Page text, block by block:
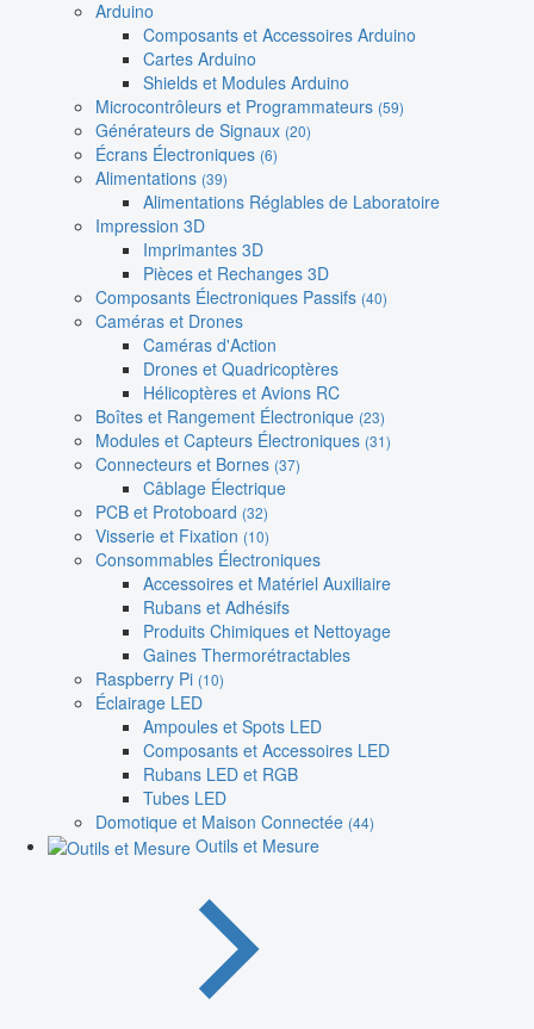
Arduino
Composants et Accessoires Arduino
Cartes Arduino
Shields et Modules Arduino
Microcontrôleurs et Programmateurs (59)
Générateurs de Signaux (20)
Écrans Électroniques (6)
Alimentations (39)
Alimentations Réglables de Laboratoire
Impression 3D
Imprimantes 3D
Pièces et Rechanges 3D
Composants Électroniques Passifs (40)
Caméras et Drones
Caméras d'Action
Drones et Quadricoptères
Hélicoptères et Avions RC
Boîtes et Rangement Électronique (23)
Modules et Capteurs Électroniques (31)
Connecteurs et Bornes (37)
Câblage Électrique
PCB et Protoboard (32)
Visserie et Fixation (10)
Consommables Électroniques
Accessoires et Matériel Auxiliaire
Rubans et Adhésifs
Produits Chimiques et Nettoyage
Gaines Thermorétractables
Raspberry Pi (10)
Éclairage LED
Ampoules et Spots LED
Composants et Accessoires LED
Rubans LED et RGB
Tubes LED
Domotique et Maison Connectée (44)
Outils et Mesure